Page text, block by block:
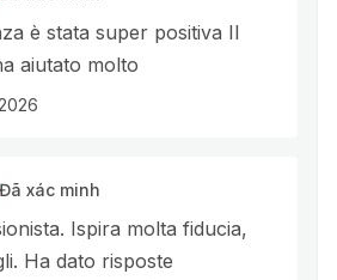
è stata super positiva Il
aiutato molto
Đã xác minh
Ispira molta fiducia,
Ha dato risposte